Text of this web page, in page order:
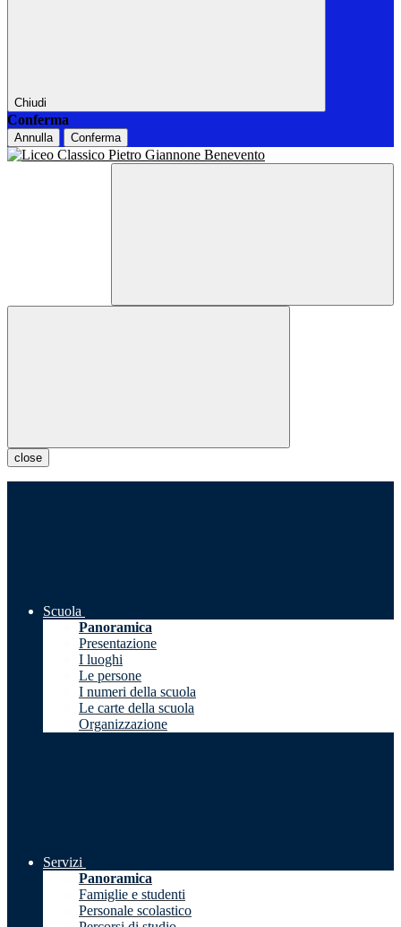
Chiudi
Conferma
Annulla Conferma
close
Scuola
Panoramica
Presentazione
I luoghi
Le persone
I numeri della scuola
Le carte della scuola
Organizzazione
Servizi
Panoramica
Famiglie e studenti
Personale scolastico